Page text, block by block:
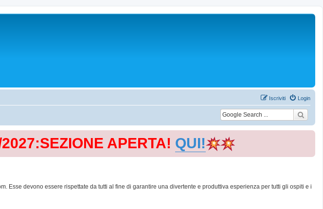
Login
Iscriviti
APERTA! QUI!
devono essere rispettate da tutti al fine di garantire una divertente e produttiva esperienza per tutti gli ospiti e i